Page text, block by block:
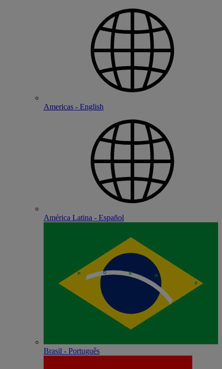
Americas - English
América Latina - Español
Brasil - Português